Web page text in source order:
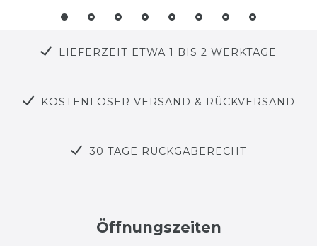
LIEFERZEIT ETWA 1 BIS 2 WERKTAGE
KOSTENLOSER VERSAND & RÜCKVERSAND
30 TAGE RÜCKGABERECHT
Öffnungszeiten